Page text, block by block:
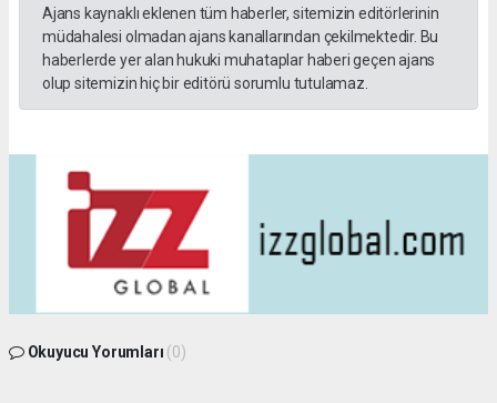
Ajans kaynaklı eklenen tüm haberler, sitemizin editörlerinin
müdahalesi olmadan ajans kanallarından çekilmektedir. Bu
haberlerde yer alan hukuki muhataplar haberi geçen ajans
olup sitemizin hiç bir editörü sorumlu tutulamaz.
Okuyucu Yorumları (0)